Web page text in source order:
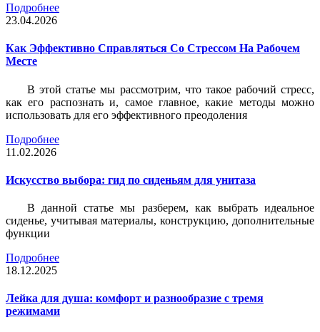
Подробнее
23.04.2026
Как Эффективно Справляться Со Стрессом На Рабочем
Месте
В этой статье мы рассмотрим, что такое рабочий стресс,
как его распознать и, самое главное, какие методы можно
использовать для его эффективного преодоления
Подробнее
11.02.2026
Искусство выбора: гид по сиденьям для унитаза
В данной статье мы разберем, как выбрать идеальное
сиденье, учитывая материалы, конструкцию, дополнительные
функции
Подробнее
18.12.2025
Лейка для душа: комфорт и разнообразие с тремя
режимами